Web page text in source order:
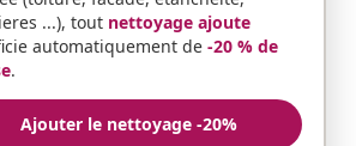
...), tout nettoyage ajoute
automatiquement de -20 % de
.
Ajouter le nettoyage -20%